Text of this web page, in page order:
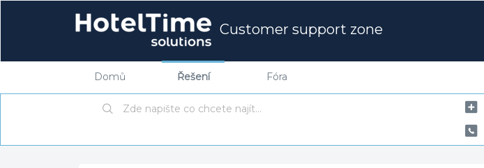
Customer support zone
Domů Řešení Fóra